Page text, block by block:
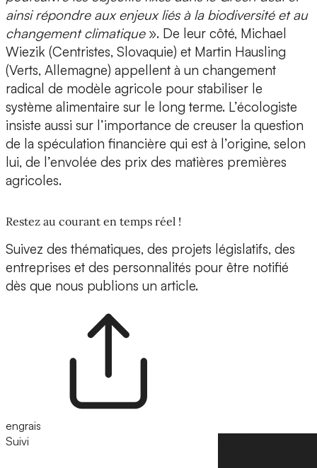
ainsi répondre aux enjeux liés à la biodiversité et au
changement climatique». De leur côté, Michael
Wiezik (Centristes, Slovaquie) et Martin Hausling
(Verts, Allemagne) appellent à un changement
radical de modèle agricole pour stabiliser le
système alimentaire sur le long terme. L’écologiste
insiste aussi sur l’importance de creuser la question
de la spéculation financière qui est à l’origine, selon
lui, de l’envolée des prix des matières premières
agricoles.
Restez au courant en temps réel !
Suivez des thématiques, des projets législatifs, des
entreprises et des personnalités pour être notifié
dès que nous publions un article.
engrais
Suivi